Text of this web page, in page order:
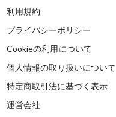
利用規約
プライバシーポリシー
Cookieの利用について
個人情報の取り扱いについて
特定商取引法に基づく表示
運営会社